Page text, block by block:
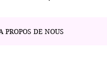
PROPOS DE NOUS